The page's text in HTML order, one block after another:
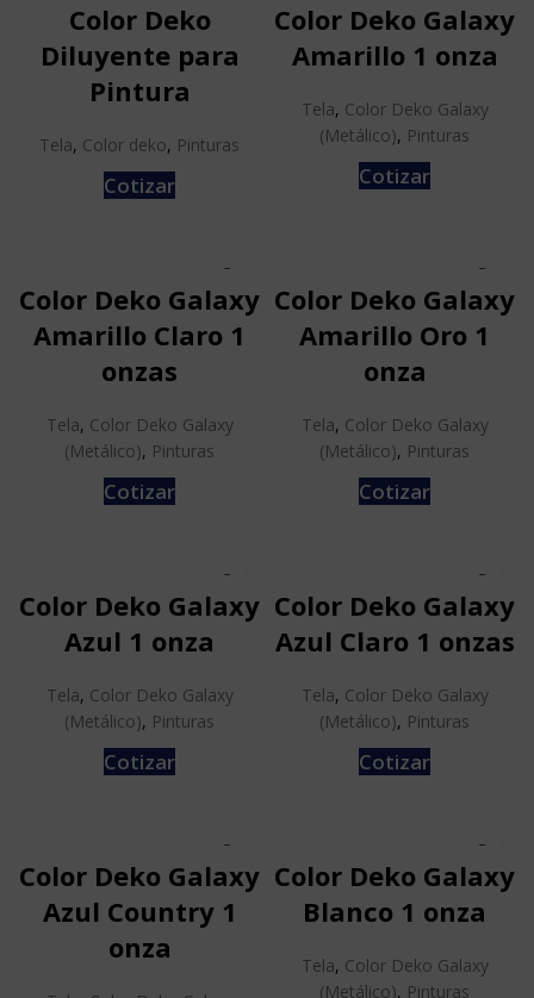
Color Deko
Diluyente para
Pintura
Tela, Color deko, Pinturas
Cotizar
Color Deko Galaxy
Amarillo 1 onza
Tela, Color Deko Galaxy
(Metálico), Pinturas
Cotizar
Color Deko Galaxy
Amarillo Claro 1
onzas
Tela, Color Deko Galaxy
(Metálico), Pinturas
Cotizar
Color Deko Galaxy
Amarillo Oro 1
onza
Tela, Color Deko Galaxy
(Metálico), Pinturas
Cotizar
Color Deko Galaxy
Azul 1 onza
Tela, Color Deko Galaxy
(Metálico), Pinturas
Cotizar
Color Deko Galaxy
Azul Claro 1 onzas
Tela, Color Deko Galaxy
(Metálico), Pinturas
Cotizar
Color Deko Galaxy
Azul Country 1
onza
Color Deko Galaxy
Blanco 1 onza
Tela, Color Deko Galaxy
(Metálico), Pinturas